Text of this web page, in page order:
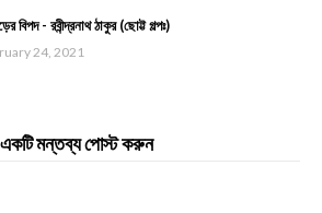
বিপদ - রবীন্দ্রনাথ ঠাকুর (ছোট্ট গল্পঃ)
24, 2021
একটি মন্তব্য পোস্ট করুন